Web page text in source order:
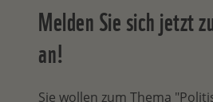
Melden Sie sich jetzt
an!
Sie wollen zum Thema